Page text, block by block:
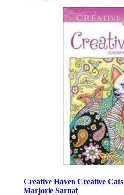
Creative Haven Creative
Marjorie Sarnat